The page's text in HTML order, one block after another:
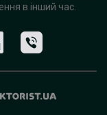
в інший час.